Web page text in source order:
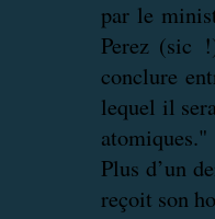
par le
Perez (sic
conclure
lequel il
atomiques."
Plus d’un
reçoit son